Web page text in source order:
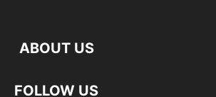
ABOUT US
FOLLOW US